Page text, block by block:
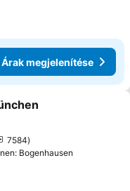
Árak megjelenítése
a kedvencekhez
7584
Bogenhausen